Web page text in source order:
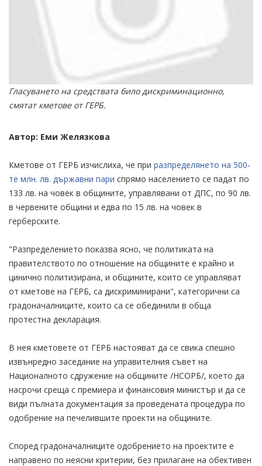
Гласуването на средствата било дискриминационно,
смятат кметове от ГЕРБ.
Автор: Еми Желязкова
Кметове от ГЕРБ изчислиха, че при разпределянето на 500-
те млн. лв. държавни пари спрямо населението се падат по
133 лв. на човек в общините, управлявани от ДПС, по 90 лв.
в червените общини и едва по 15 лв. на човек в
герберските.
"Разпределението показва ясно, че политиката на
правителството по отношение на общините е крайно и
цинично политизирана, и общините, които се управляват
от кметове на ГЕРБ, са дискриминирани", категорични са
градоначалниците, които са се обединили в обща
протестна декларация.
В нея кметовете от ГЕРБ настояват да се свика спешно
извънредно заседание на управителния съвет на
Националното сдружение на общините /НСОРБ/, което да
насрочи среща с премиера и финансовия министър и да се
види пълната документация за проведената процедура по
одобрение на печелившите проекти на общините.
Според градоначалниците одобрението на проектите е
направено по неясни критерии, без прилагане на обективен